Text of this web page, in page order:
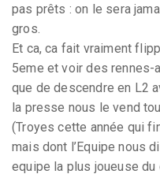
pas prêts : on le sera
gros.
Et ca, ca fait vraiment
5eme et voir des rennes-
que de descendre en L2
la presse nous le vend
(Troyes cette année qui
mais dont l’Equipe nous
equipe la plus joueuse du